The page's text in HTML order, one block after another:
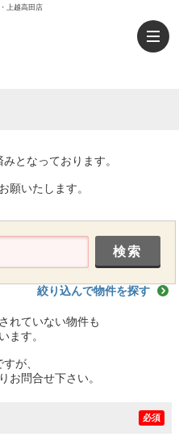
上越高田店
となっております。
願いたします。
絞り込んで物件を探す
れていない物件も
ます。
が、
お問合せ下さい。
必須